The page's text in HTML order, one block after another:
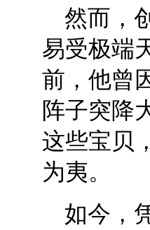
然而，
易受极端
前，他曾
阵子突降
这些宝贝
为夷。
如今，